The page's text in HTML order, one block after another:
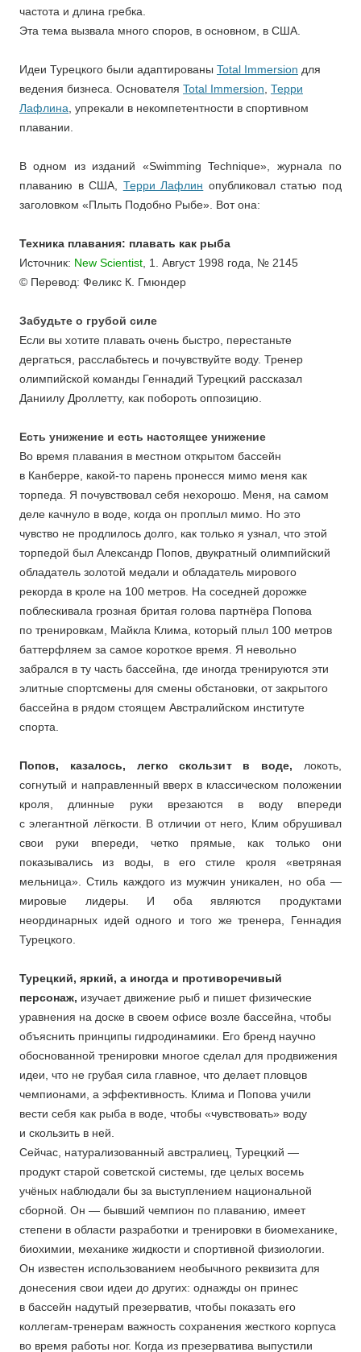
частота и длина гребка.
Эта тема вызвала много споров, в основном, в США.
Идеи Турецкого были адаптированы Total Immersion для
ведения бизнеса. Основателя Total Immersion, Терри
Лафлина, упрекали в некомпетентности в спортивном
плавании.
В одном из изданий «Swimming Technique», журнала по
плаванию в США, Терри Лафлин опубликовал статью под
заголовком «Плыть Подобно Рыбе». Вот она:
Техника плавания: плавать как рыба
Источник: New Scientist, 1. Август 1998 года, № 2145
© Перевод: Феликс К. Гмюндер
Забудьте о грубой силе
Если вы хотите плавать очень быстро, перестаньте
дергаться, расслабьтесь и почувствуйте воду. Тренер
олимпийской команды Геннадий Турецкий рассказал
Даниилу Дроллетту, как побороть оппозицию.
Есть унижение и есть настоящее унижение
Во время плавания в местном открытом бассейн
в Канберре, какой-то парень пронесся мимо меня как
торпеда. Я почувствовал себя нехорошо. Меня, на самом
деле качнуло в воде, когда он проплыл мимо. Но это
чувство не продлилось долго, как только я узнал, что этой
торпедой был Александр Попов, двукратный олимпийский
обладатель золотой медали и обладатель мирового
рекорда в кроле на 100 метров. На соседней дорожке
поблескивала грозная бритая голова партнёра Попова
по тренировкам, Майкла Клима, который плыл 100 метров
баттерфляем за самое короткое время. Я невольно
забрался в ту часть бассейна, где иногда тренируются эти
элитные спортсмены для смены обстановки, от закрытого
бассейна в рядом стоящем Австралийском институте
спорта.
Попов, казалось, легко скользит в воде, локоть,
согнутый и направленный вверх в классическом положении
кроля, длинные руки врезаются в воду впереди
с элегантной лёгкости. В отличии от него, Клим обрушивал
свои руки впереди, четко прямые, как только они
показывались из воды, в его стиле кроля «ветряная
мельница». Стиль каждого из мужчин уникален, но оба —
мировые лидеры. И оба являются продуктами
неординарных идей одного и того же тренера, Геннадия
Турецкого.
Турецкий, яркий, а иногда и противоречивый
персонаж, изучает движение рыб и пишет физические
уравнения на доске в своем офисе возле бассейна, чтобы
объяснить принципы гидродинамики. Его бренд научно
обоснованной тренировки многое сделал для продвижения
идеи, что не грубая сила главное, что делает пловцов
чемпионами, а эффективность. Клима и Попова учили
вести себя как рыба в воде, чтобы «чувствовать» воду
и скользить в ней.
Сейчас, натурализованный австралиец, Турецкий —
продукт старой советской системы, где целых восемь
учёных наблюдали бы за выступлением национальной
сборной. Он — бывший чемпион по плаванию, имеет
степени в области разработки и тренировки в биомеханике,
биохимии, механике жидкости и спортивной физиологии.
Он известен использованием необычного реквизита для
донесения свои идеи до других: однажды он принес
в бассейн надутый презерватив, чтобы показать его
коллегам-тренерам важность сохранения жесткого корпуса
во время работы ног. Когда из презерватива выпустили